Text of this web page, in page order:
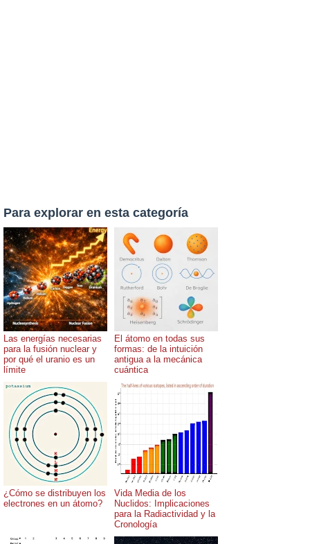
Para explorar en esta categoría
Las energías necesarias
para la fusión nuclear y
por qué el uranio es un
límite
El átomo en todas sus
formas: de la intuición
antigua a la mecánica
cuántica
¿Cómo se distribuyen los
electrones en un átomo?
Vida Media de los
Nuclidos: Implicaciones
para la Radiactividad y la
Cronología